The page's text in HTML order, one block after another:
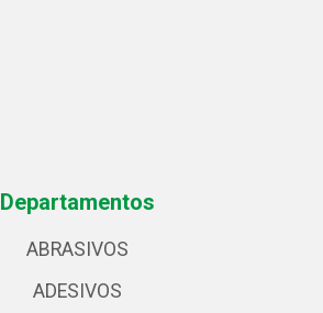
Departamentos
ABRASIVOS
ADESIVOS